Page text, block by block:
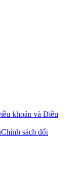
khoản và Điều
Chính sách đổi